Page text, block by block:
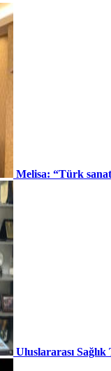
Melisa: “Türk
Uluslararası